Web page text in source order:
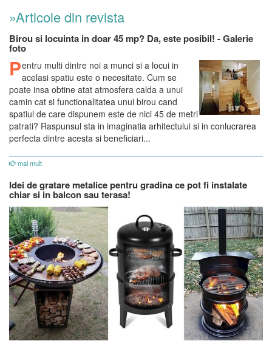
»Articole din revista
Birou si locuinta in doar 45 mp? Da, este posibil! - Galerie
foto
Pentru multi dintre noi a munci si a locui in
acelasi spatiu este o necesitate. Cum se
poate insa obtine atat atmosfera calda a unui
camin cat si functionalitatea unui birou cand
spatiul de care dispunem este de nici 45 de metri
patrati? Raspunsul sta in imaginatia arhitectului si in conlucrarea
perfecta dintre acesta si beneficiari...
mai mult
Idei de gratare metalice pentru gradina ce pot fi instalate
chiar si in balcon sau terasa!